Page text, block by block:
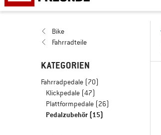
Bike
Fahrradteile
KATEGORIEN
Fahrradpedale (70)
Klickpedale (47)
Plattformpedale (26)
Pedalzubehör (15)